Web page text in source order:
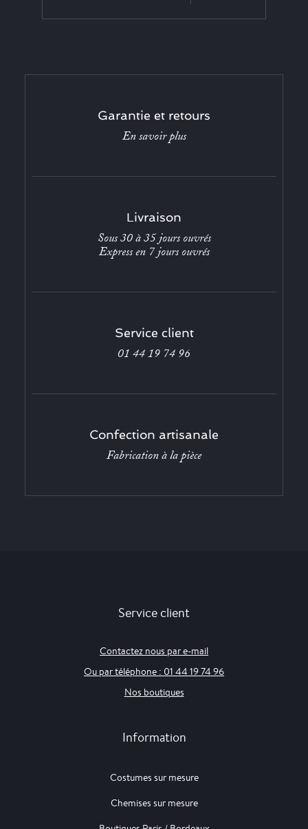
Garantie et retours
En savoir plus
Livraison
Sous 30 à 35 jours ouvrés
Express en 7 jours ouvrés
Service client
01 44 19 74 96
Confection artisanale
Fabrication à la pièce
Service client
Contactez nous par e-mail
Ou par téléphone : 01 44 19 74 96
Nos boutiques
Information
Costumes sur mesure
Chemises sur mesure